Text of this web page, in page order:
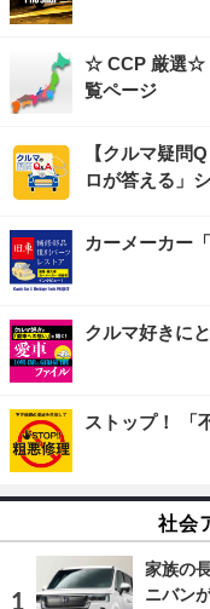
☆ CCP 厳選☆
覧ページ
【クルマ疑問
ロが答える」
カーメーカー
クルマ好きに
ストップ！ 「
社会
家族の
ニバン